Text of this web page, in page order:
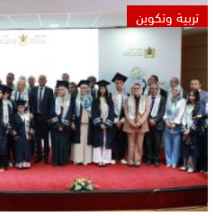
تربية وتكوين